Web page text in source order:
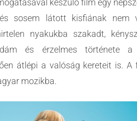
készülő film egy
sosem látott kisfiának nem
nyakukba szakadt,
és érzelmes története
átlépi a valóság kereteit is. A
mozikba.